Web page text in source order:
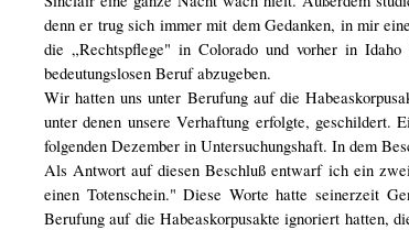
denn er trug sich immer mit dem Gedanken, in mir
die „Rechtspflege" in Colorado und vorher in
bedeutungslosen Beruf abzugeben.
Wir hatten uns unter Berufung auf die
unter denen unsere Verhaftung erfolgte, geschildert.
folgenden Dezember in Untersuchungshaft. In dem
Als Antwort auf diesen Beschluß entwarf ich ein
einen Totenschein." Diese Worte hatte seinerzeit
Berufung auf die Habeaskorpusakte ignoriert hatten,